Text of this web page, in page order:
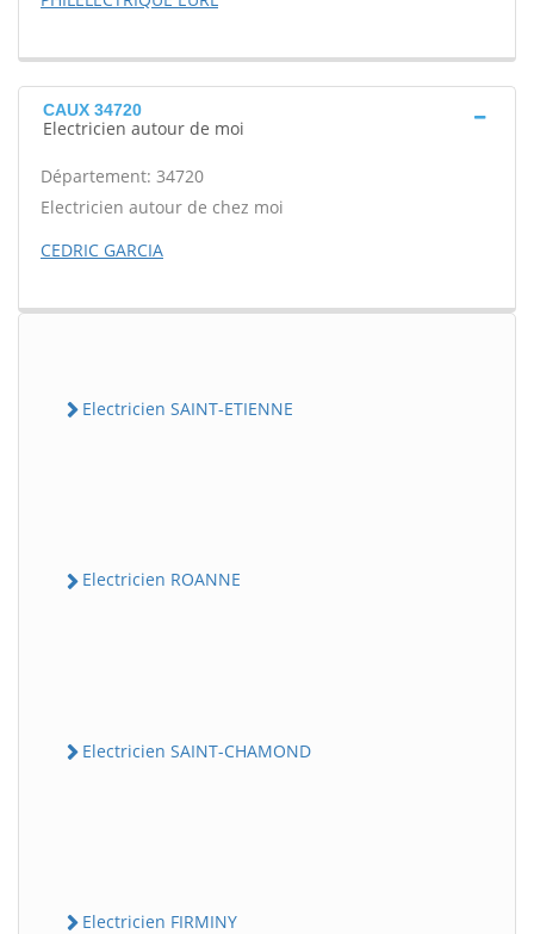
CAUX 34720
Electricien autour de moi
Département: 34720
Electricien autour de chez moi
CEDRIC GARCIA
Electricien SAINT-ETIENNE
Electricien ROANNE
Electricien SAINT-CHAMOND
Electricien FIRMINY